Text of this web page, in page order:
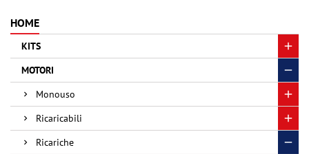
HOME
KITS
MOTORI
Monouso
Ricaricabili
Ricariche